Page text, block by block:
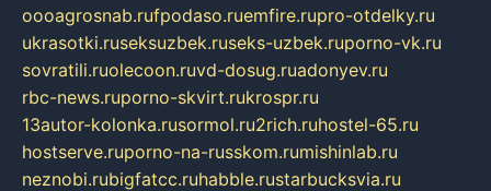
oooagrosnab.rufpodaso.ruemfire.rupro-otdelky.ru
ukrasotki.ruseksuzbek.ruseks-uzbek.ruporno-vk.ru
sovratili.ruolecoon.ruvd-dosug.ruadonyev.ru
rbc-news.ruporno-skvirt.rukrospr.ru
13autor-kolonka.rusormol.ru2rich.ruhostel-65.ru
hostserve.ruporno-na-russkom.rumishinlab.ru
neznobi.rubigfatcc.ruhabble.rustarbucksvia.ru